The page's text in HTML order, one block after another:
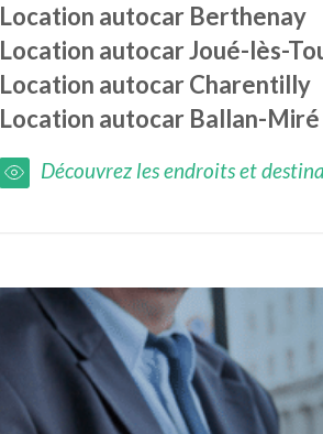
Location autocar Berthenay
Location autocarJoué-lès-
Location autocarCharentilly
Location autocar Ballan-Miré
Découvrez les endroits et